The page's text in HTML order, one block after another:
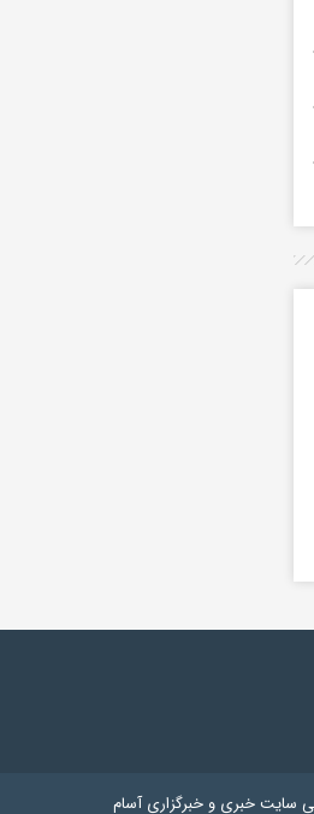
سایت خبری و خبرگزاری آسام